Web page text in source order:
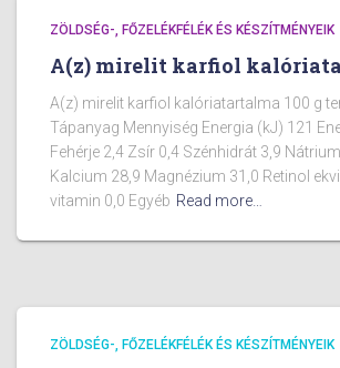
ZÖLDSÉG-, FŐZELÉKFÉLÉK ÉS KÉSZÍTMÉNYEIK
A(z) mirelit karfiol
A(z) mirelit karfiol kalóriatartalma 100 g
Tápanyag Mennyiség Energia (kJ) 121
Fehérje 2,4 Zsír 0,4 Szénhidrát 3,9
Kalcium 28,9 Magnézium 31,0 Retinol
vitamin 0,0 Egyéb Read more…
ZÖLDSÉG-, FŐZELÉKFÉLÉK ÉS KÉSZÍTMÉNYEIK